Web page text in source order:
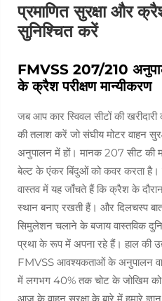
प्रमाणित सुरक्षा और
सुनिश्चित करें
FMVSS 207/210
के क्रैश परीक्षण मान्यीकरण
जब आप कार स्विवल सीटों की
की तलाश करें जो संघीय मोटर वाहन
अनुपालन में हों। मानक 207 सीट की
बेल्ट के एंकर बिंदुओं को कवर करता है।
वास्तव में यह जाँचते हैं कि क्रैश के
स्थान बनाए रखती हैं। और दिलचस्प
सिमुलेशन चलाने के बजाय वास्तविक
प्रथा के रूप में अपना रहे हैं। हाल की
FMVSS आवश्यकताओं के अनुपालन वाली
में लगभग 40% तक चोट के जोखिम को
आज के वाहन सुरक्षा के बारे में हमारे